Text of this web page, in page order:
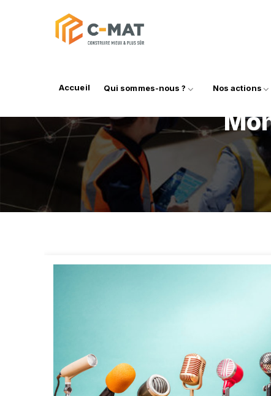
Accueil Qui sommes-nous ? Nos actions